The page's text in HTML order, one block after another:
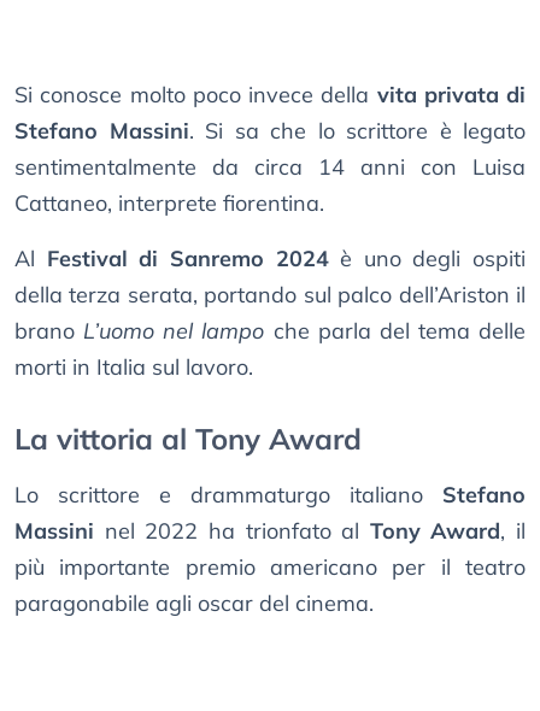
Si conosce molto poco invece della vita privata di
Stefano Massini. Si sa che lo scrittore è legato
sentimentalmente da circa 14 anni con Luisa
Cattaneo, interprete fiorentina.
Al Festival di Sanremo 2024è uno degli ospiti
della terza serata, portando sul palco dell’Ariston il
brano L’uomo nel lampo che parla del tema delle
morti in Italia sul lavoro.
La vittoria al Tony Award
Lo scrittore e drammaturgo italiano Stefano
Massini nel 2022 ha trionfato al Tony Award, il
più importante premio americano per il teatro
paragonabile agli oscar del cinema.